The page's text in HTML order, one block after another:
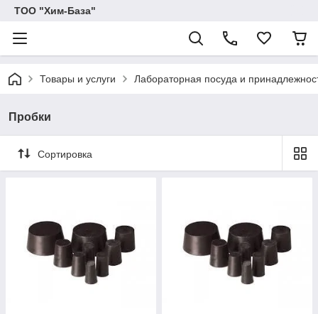
ТОО "Хим-База"
Товары и услуги Лабораторная посуда и
Пробки
Сортировка